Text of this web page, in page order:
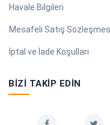
Havale Bilgileri
Mesafeli Satış
İptal ve İade Koşulları
BIZI TAKIP EDIN